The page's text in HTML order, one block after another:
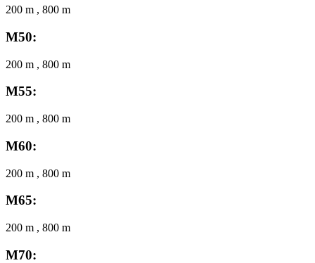
200 m , 800 m
M50:
200 m , 800 m
M55:
200 m , 800 m
M60:
200 m , 800 m
M65:
200 m , 800 m
M70: